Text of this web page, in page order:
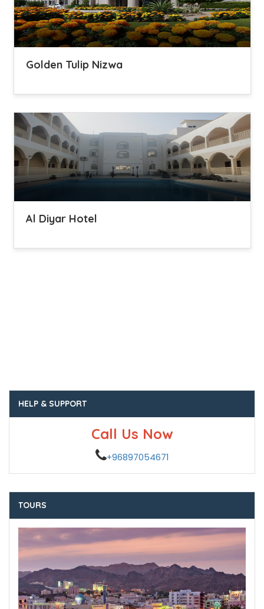
Golden Tulip Nizwa
Al Diyar Hotel
HELP & SUPPORT
Call Us Now
+96897054671
TOURS